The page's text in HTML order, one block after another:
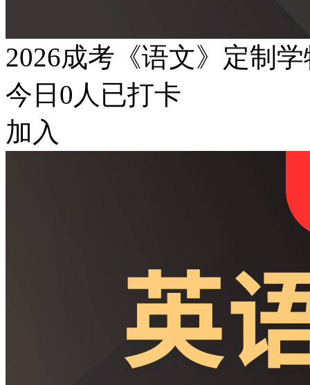
2026成考《语文》定制
今日 0 人已打卡
加入